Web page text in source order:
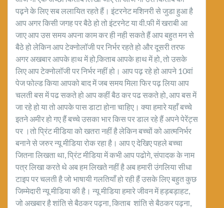
पढ़ने के लिए सब ललायित रहते हैं। इंटरनेट मशिनरी से जुडा हुआ है
आप अगर किसी जगह पर बैठे हो तो इंटरनेट या वी.फी में खराबी आ
जाए आप उस समय अपना काम कर ही नही सकते हैं आप बहुत मन से
बैठे हो लेकिन आप टेक्नोलॉजी पर निर्भर रहते हो और दूसरी तरफ
अगर अखबार आपके हाथ में हो,किताब आपके हाथ में हो, तो उसके
लिए आप टेक्नोलॉजी पर निर्भर नहीं हो। आप पढ़ रहे हो आपने 10वां
पेज फोल्ड किया आपको बाद में जब समय मिला फिर पढ़ लिया आप
चलती बस में पढ‌ सकते हो आप कहीं बैठ कर पढ सकते हो, आप बस में
जा रहे हो या तो आपके पास डाटा होना चाहिए। क्या हमारे यहाँ बच्चे
इतने अमीर हो गए हैं बच्चे उसका भार किस पर डाल रहे हैं अपने पेरेंट्स
पर ।तो प्रिंट मीडिया को खतरा नहीं है लेकिन बच्चों को आत्मनिर्भर
बनाने से जरुर न्यू मीडिया रोक रहा है। आप ए देखिए पहले बच्चा
जितना लिखता था, प्रिंट मीडिया में कभी आप पढोगे, संपादक के नाम
पत्र लिखा करते थे अब हम लिखते नहीं है अब हमारी उंगलिया सीधा
टाइप पर चलती है जो भाषायी गलतियाँ हो रही हैं उसके लिए बहुत कुछ
जिम्मेदारी न्यू मीडिया की है। न्यू मीडिया हमारे जीवन में हड़बड़ाहट,
जो अखबार है शांति से बैठकर पढ़ना, किताब शांति से बैठकर पढ़ना,